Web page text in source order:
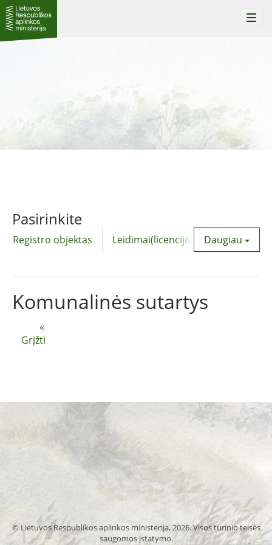
Pasirinkite
Registro objektas Leidimai(licencijos) Daugiau
«
Grįžti
Komunalinės sutartys
© Lietuvos Respublikos aplinkos ministerija, 2026. Visos turinio teisės
saugomos įstatymo.